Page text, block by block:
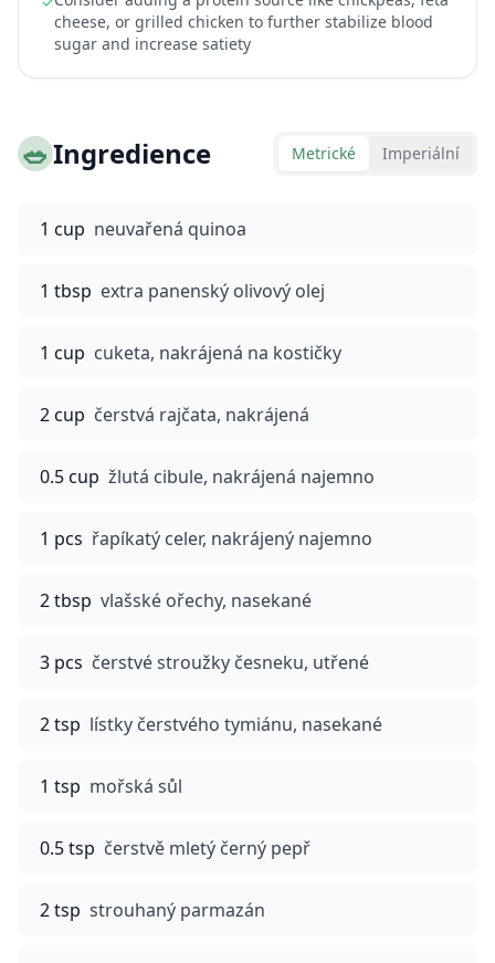
cheese, or grilled chicken to further stabilize blood
sugar and increase satiety
🥗Ingredience Metrické Imperiální
1 cup neuvařená quinoa
1 tbsp extra panenský olivový olej
1 cup cuketa, nakrájená na kostičky
2 cup čerstvá rajčata, nakrájená
0.5 cup žlutá cibule, nakrájená najemno
1 pcs řapíkatý celer, nakrájený najemno
2 tbsp vlašské ořechy, nasekané
3 pcs čerstvé stroužky česneku, utřené
2 tsp lístky čerstvého tymiánu, nasekané
1 tsp mořská sůl
0.5 tsp čerstvě mletý černý pepř
2 tsp strouhaný parmazán